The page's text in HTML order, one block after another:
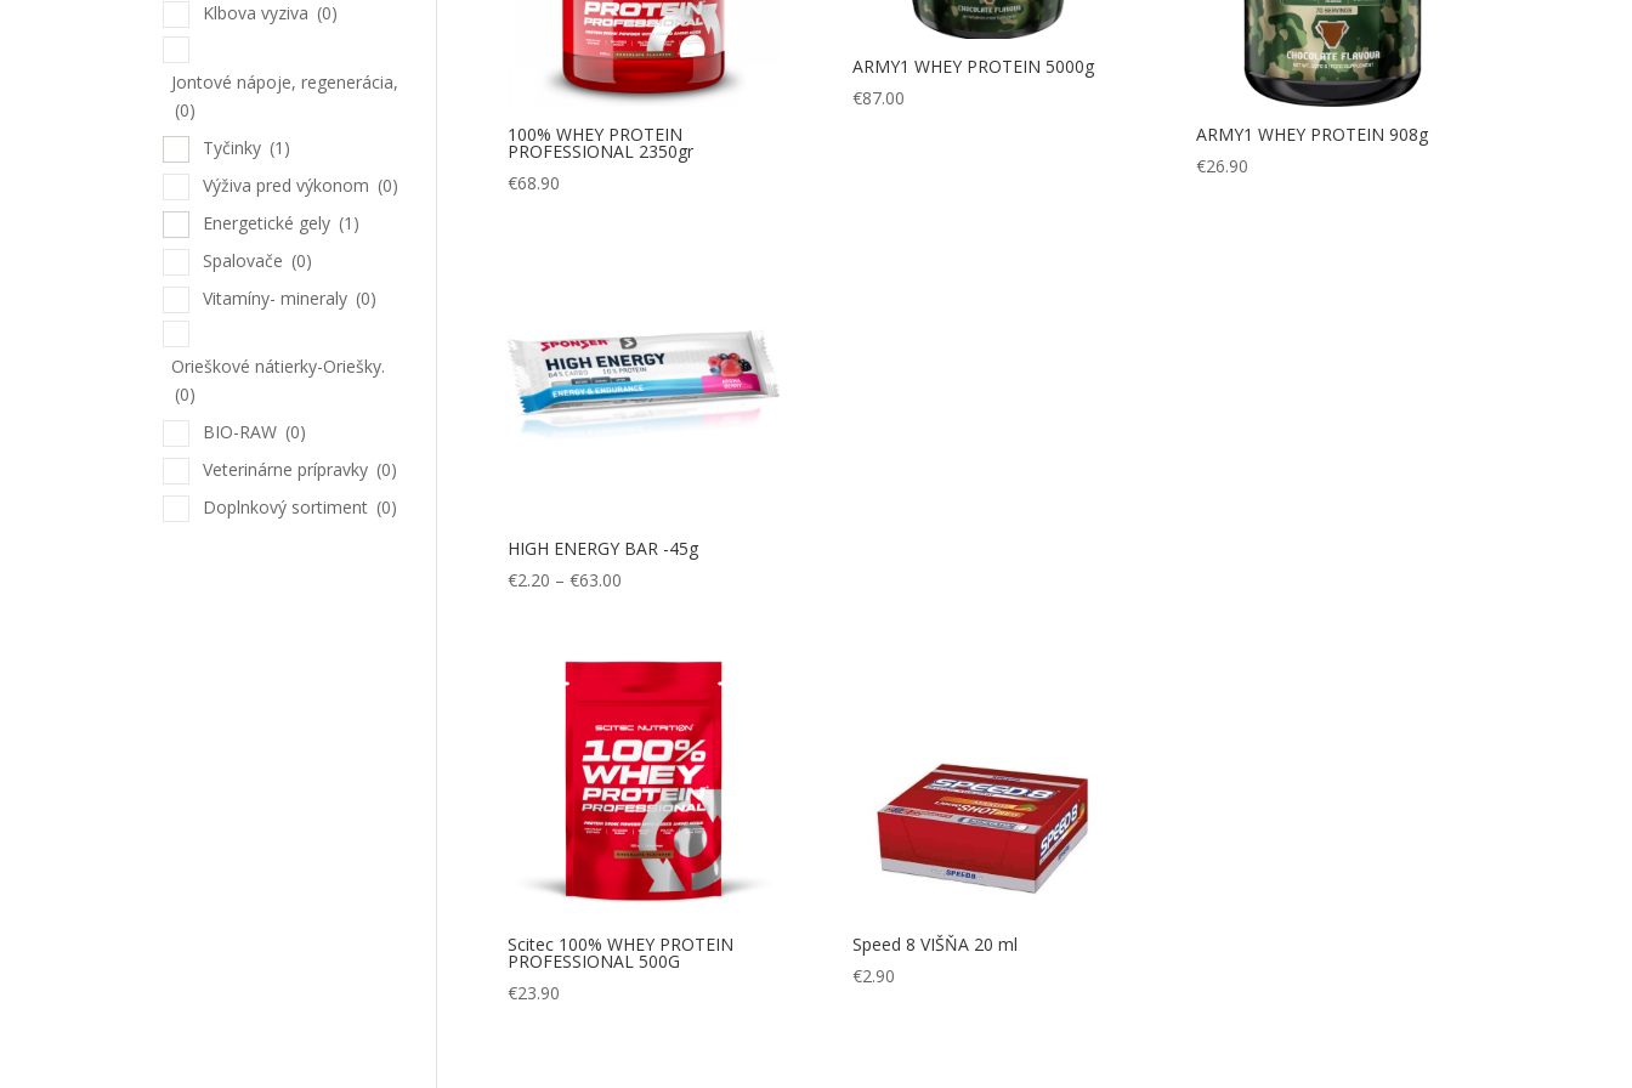
100% WHEY PROTEIN
PROFESSIONAL 2350gr
€68.90
ARMY1 WHEY PROTEIN 5000g
€87.00
ARMY1 WHEY PROTEIN 908g
€26.90
HIGH ENERGY BAR -45g
€2.20 – €63.00Price
through
€63.00
Scitec 100% WHEY PROTEIN
PROFESSIONAL 500G
€23.90
Speed 8 VIŠŇA 20 ml
€2.90
Klbova vyziva (0)
Jontové nápoje, regenerácia,
(0)
Tyčinky (1)
Výživa pred výkonom (0)
Energetické gely (1)
Spalovače (0)
Vitamíny- mineraly (0)
Orieškové nátierky-Oriešky.
(0)
BIO-RAW (0)
Veterinárne prípravky (0)
Doplnkový sortiment (0)